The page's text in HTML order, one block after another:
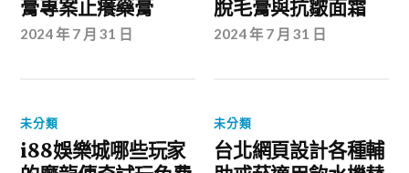
膏專案止癢藥膏
2024 年 7 月 31 日
脫毛膏與抗皺面霜
2024 年 7 月 31 日
未分類
i88娛樂城哪些玩家
未分類
台北網頁設計各種輔